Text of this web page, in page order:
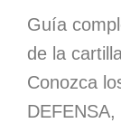
Guía
de la
Conozca